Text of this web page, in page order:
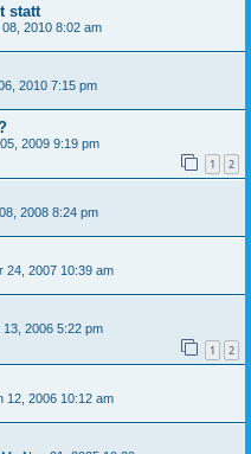
statt
08, 2010 8:02 am
2010 7:15 pm
2009 9:19 pm
1 2
2008 8:24 pm
24, 2007 10:39 am
13, 2006 5:22 pm
1 2
12, 2006 10:12 am